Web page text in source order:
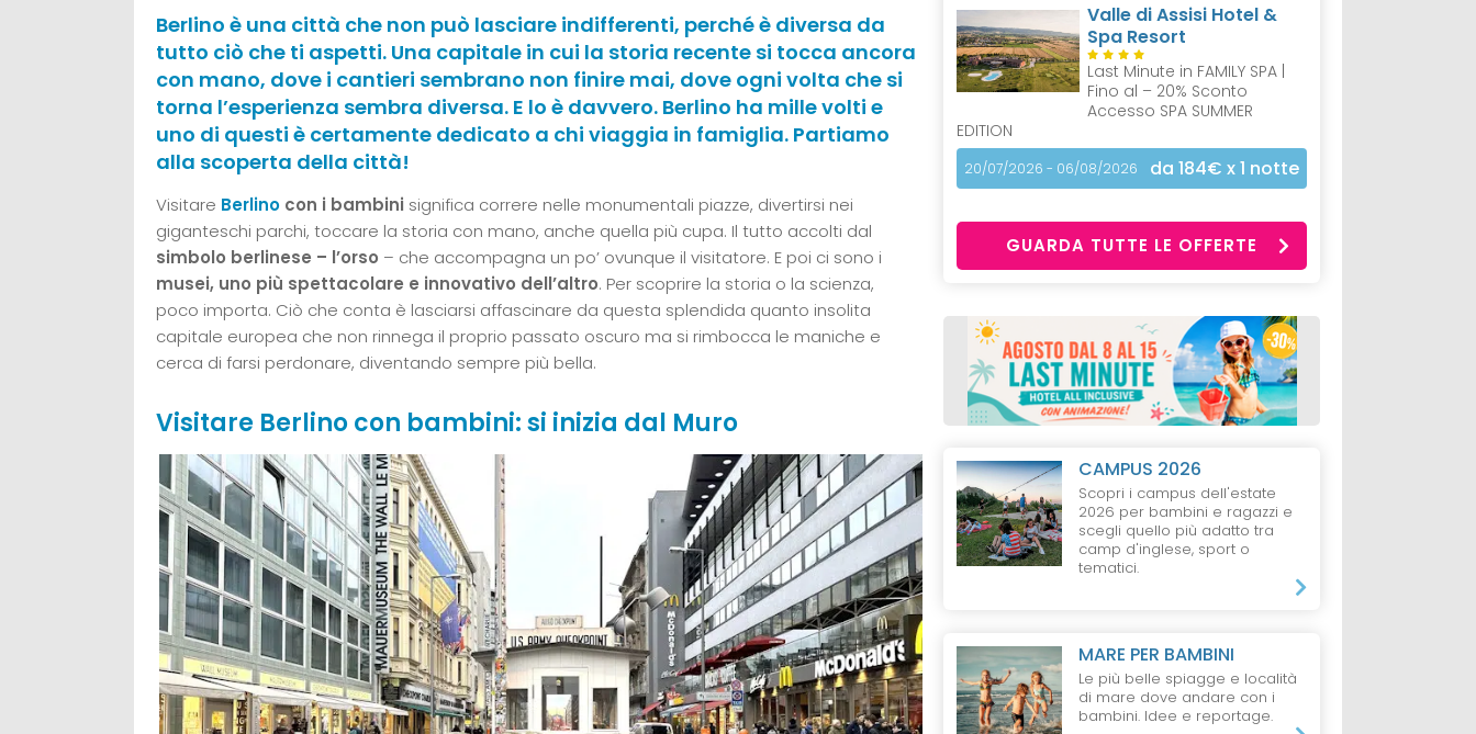
Berlino è una città che non può lasciare indifferenti, perché è diversa da
tutto ciò che ti aspetti. Una capitale in cui la storia recente si tocca ancora
con mano, dove i cantieri sembrano non finire mai, dove ogni volta che si
torna l’esperienza sembra diversa. E lo è davvero. Berlino ha mille volti e
uno di questi è certamente dedicato a chi viaggia in famiglia. Partiamo
alla scoperta della città!
Visitare Berlino con i bambini significa correre nelle monumentali piazze, divertirsi nei
giganteschi parchi, toccare la storia con mano, anche quella più cupa. Il tutto accolti dal
simbolo berlinese – l’orso – che accompagna un po’ ovunque il visitatore. E poi ci sono i
musei, uno più spettacolare e innovativo dell’altro. Per scoprire la storia o la scienza,
poco importa. Ciò che conta è lasciarsi affascinare da questa splendida quanto insolita
capitale europea che non rinnega il proprio passato oscuro ma si rimbocca le maniche e
cerca di farsi perdonare, diventando sempre più bella.
Visitare Berlino con bambini: si inizia dal Muro
Valle di Assisi Hotel &
Spa Resort
Last Minute in FAMILY SPA |
Fino al – 20% Sconto
Accesso SPA SUMMER
EDITION
20/07/2026 - 06/08/2026 da 184€ x 1 notte
GUARDA TUTTE LE OFFERTE
CAMPUS 2026
Scopri i campus dell'estate
2026 per bambini e ragazzi e
scegli quello più adatto tra
camp d'inglese, sport o
tematici.
MARE PER BAMBINI
Le più belle spiagge e località
di mare dove andare con i
bambini. Idee e reportage.